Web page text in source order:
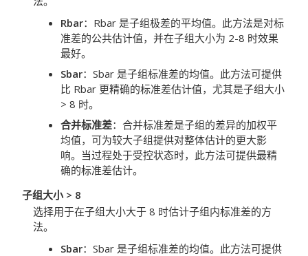
Rbar： Rbar 是子组极差的平均值。此方法是对标
准差的公共估计值，并在子组大小为 2-8 时效果
最好。
Sbar： Sbar 是子组标准差的均值。此方法可提供
比 Rbar 更精确的标准差估计值，尤其是子组大小
> 8 时。
合并标准差： 合并标准差是子组的差异的加权平
均值，可为较大子组提供对整体估计的更大影
响。当过程处于受控状态时，此方法可提供最精
确的标准差估计。
子组大小 > 8
选择用于在子组大小大于 8 时估计子组内标准差的方
法。
Sbar： Sbar 是子组标准差的均值。此方法可提供